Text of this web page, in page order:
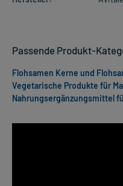
Passende Produkt-
Flohsamen Kerne und
Vegetarische Produkte für
Nahrungsergänzungsmittel